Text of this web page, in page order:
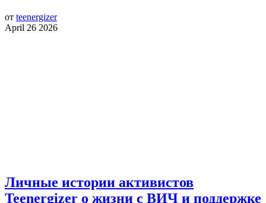
от teenergizer
April 26 2026
Личные истории активистов
Teenergizer о жизни с ВИЧ и поддержке